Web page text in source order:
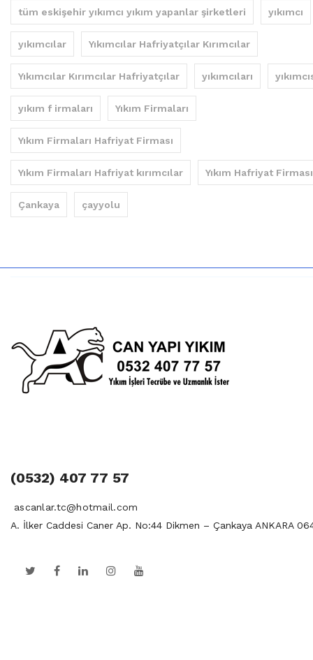
tüm eskişehir yıkımcı yıkım yapanlar şirketleri yıkımcı
yıkımcılar Yıkımcılar Hafriyatçılar Kırımcılar
Yıkımcılar Kırımcılar Hafriyatçılar yıkımcıları
yıkım f irmaları Yıkım Firmaları
Yıkım Firmaları Hafriyat Firması
Yıkım Firmaları Hafriyat kırımcılar Yıkım Hafriyat Firması
Çankaya çayyolu
(0532) 407 77 57
ascanlar.tc@hotmail.com
A. İlker Caddesi Caner Ap. No:44 Dikmen – Çankaya ANKARA